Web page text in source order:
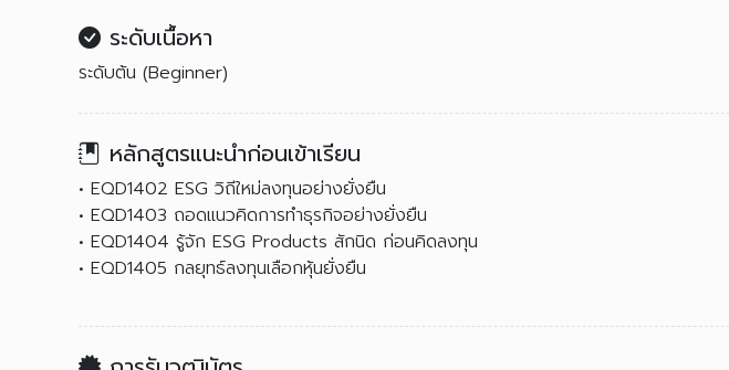
ระดับเนื้อหา
ระดับต้น (Beginner)
หลักสูตรแนะนำก่อนเข้าเรียน
• EQD1402 ESG วิถีใหม่ลงทุนอย่างยั่งยืน
• EQD1403 ถอดแนวคิดการทำธุรกิจอย่างยั่งยืน
• EQD1404 รู้จัก ESG Products สักนิด ก่อนคิดลงทุน
• EQD1405 กลยุทธ์ลงทุนเลือกหุ้นยั่งยืน